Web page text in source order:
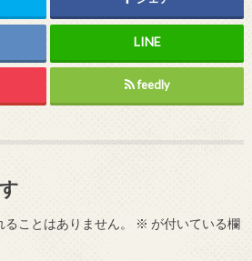
feedly
ことはありません。 ※ が付いている欄